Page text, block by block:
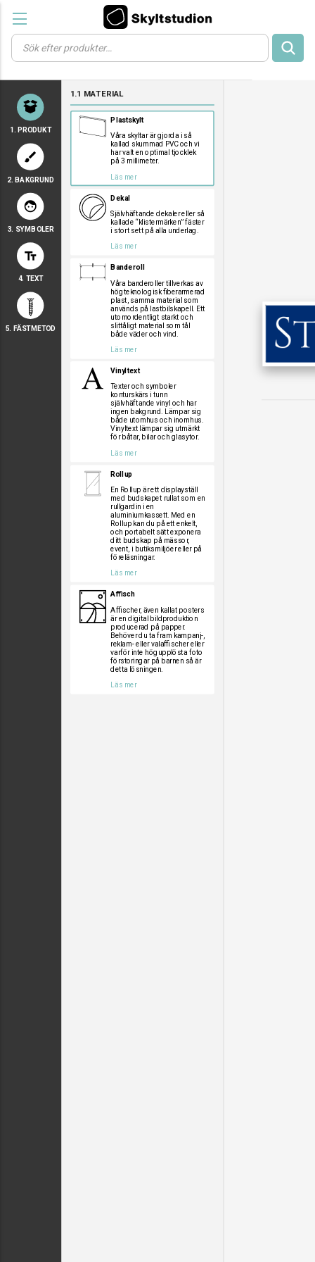
Products
search
a
a
aa
a
a
1. PRODUKT
brush
2. BAKGRUND
face
3. SYMBOLER
text_fields
4. TEXT
5. FÄSTMETOD
1.1 MATERIAL
Plastskylt
Våra skyltar är gjorda i så
kallad skummad PVC och vi
har valt en optimal tjocklek
på 3 millimeter.
Läs mer
Dekal
Självhäftande dekaler eller så
kallade “klistermärken” fäster
i stort sett på alla underlag.
Läs mer
Banderoll
Våra banderoller tillverkas av
högteknologisk fiberarmerad
plast, samma material som
används på lastbilskapell. Ett
utomordentligt starkt och
slittåligt material som tål
både väder och vind.
Läs mer
Vinyltext
Texter och symboler
konturskärs i tunn
självhäftande vinyl och har
ingen bakgrund. Lämpar sig
både utomhus och inomhus.
Vinyltext lämpar sig utmärkt
för båtar, bilar och glasytor.
Läs mer
Rollup
En Rollup är ett displayställ
med budskapet rullat som en
rullgardin i en
aluminiumkassett. Med en
Rollup kan du på ett enkelt,
och portabelt sätt exponera
ditt budskap på mässor,
event, i butiksmiljöer eller på
föreläsningar.
Läs mer
Affisch
Affischer, även kallat posters
är en digital bildproduktion
producerad på papper.
Behöver du ta fram kampanj-,
reklam- eller valaffischer eller
varför inte högupplösta foto
förstoringar på barnen så är
detta lösningen.
Läs mer